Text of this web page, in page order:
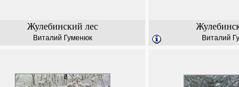
Жулебинский лес
Виталий Гуменюк Виталий